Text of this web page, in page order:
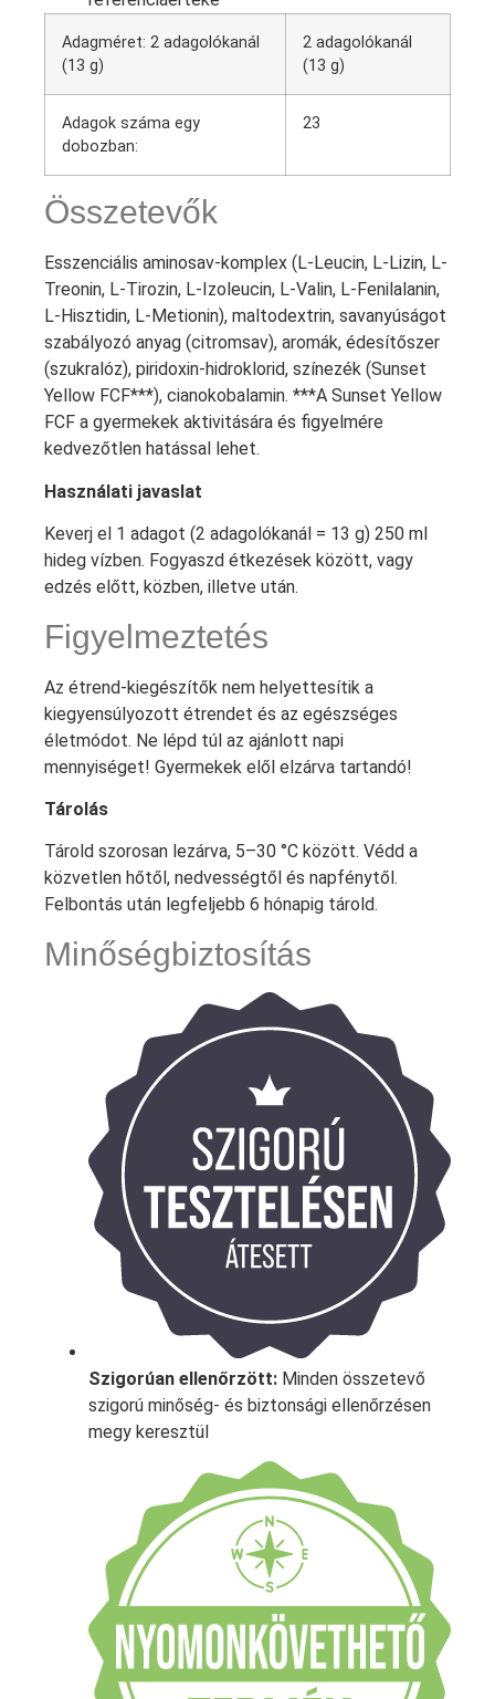
Adagméret: 2 adagolókanál
(13 g)
2 adagolókanál
(13 g)
Adagok száma egy
dobozban:
23
Összetevők
Esszenciális aminosav-komplex (L-Leucin, L-Lizin, L-
Treonin, L-Tirozin, L-Izoleucin, L-Valin, L-Fenilalanin,
L-Hisztidin, L-Metionin), maltodextrin, savanyúságot
szabályozó anyag (citromsav), aromák, édesítőszer
(szukralóz), piridoxin-hidroklorid, színezék (Sunset
Yellow FCF***), cianokobalamin. ***A Sunset Yellow
FCF a gyermekek aktivitására és figyelmére
kedvezőtlen hatással lehet.
Használati javaslat
Keverj el 1 adagot (2 adagolókanál = 13 g) 250 ml
hideg vízben. Fogyaszd étkezések között, vagy
edzés előtt, közben, illetve után.
Figyelmeztetés
Az étrend-kiegészítők nem helyettesítik a
kiegyensúlyozott étrendet és az egészséges
életmódot. Ne lépd túl az ajánlott napi
mennyiséget! Gyermekek elől elzárva tartandó!
Tárolás
Tárold szorosan lezárva, 5–30 °C között. Védd a
közvetlen hőtől, nedvességtől és napfénytől.
Felbontás után legfeljebb 6 hónapig tárold.
Minőségbiztosítás
Szigorúan ellenőrzött: Minden összetevő
szigorú minőség- és biztonsági ellenőrzésen
megy keresztül